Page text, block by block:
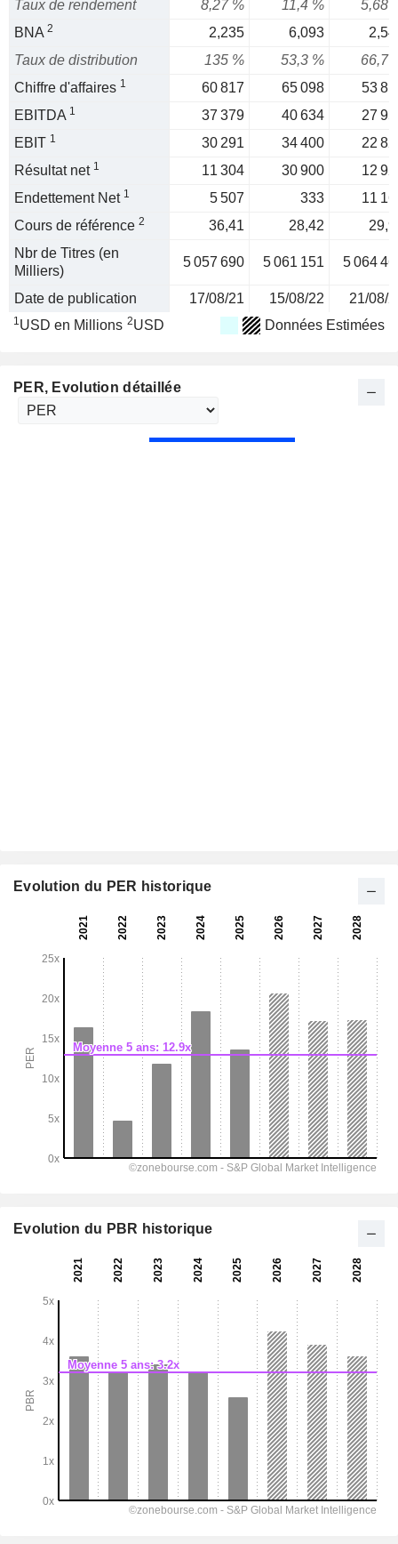
Taux de rendement
8,27 % 11,4 %
5,68
BNA 2 2,235 6,093
Taux de distribution
135 % 53,3 %
66,7
Chiffre d'affaires 1 60 817 65 098
53
EBITDA 1 37 379 40 634
27
EBIT 1 30 291 34 400
22
Résultat net 1 11 304 30 900
12
Endettement Net 1 5 507 333
11
Cours de référence 2 36,41 28,42
Nbr de Titres (en
Milliers)
5 057 690 5 061 151 5 064
Date de publication 17/08/21 15/08/22 21/08/
1USD en Millions 2USD Données Estimées
PER, Evolution détaillée
Evolution du PER historique
Evolution du PBR historique